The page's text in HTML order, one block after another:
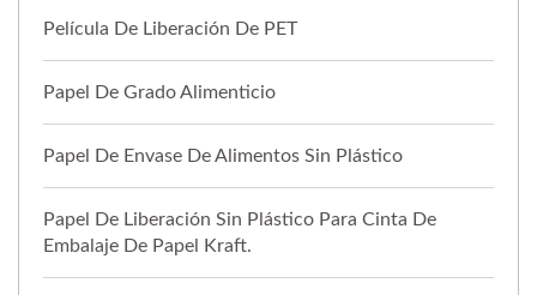
Película De Liberación De PET
Papel De Grado Alimenticio
Papel De Envase De Alimentos Sin Plástico
Papel De Liberación Sin Plástico Para Cinta De
Embalaje De Papel Kraft.